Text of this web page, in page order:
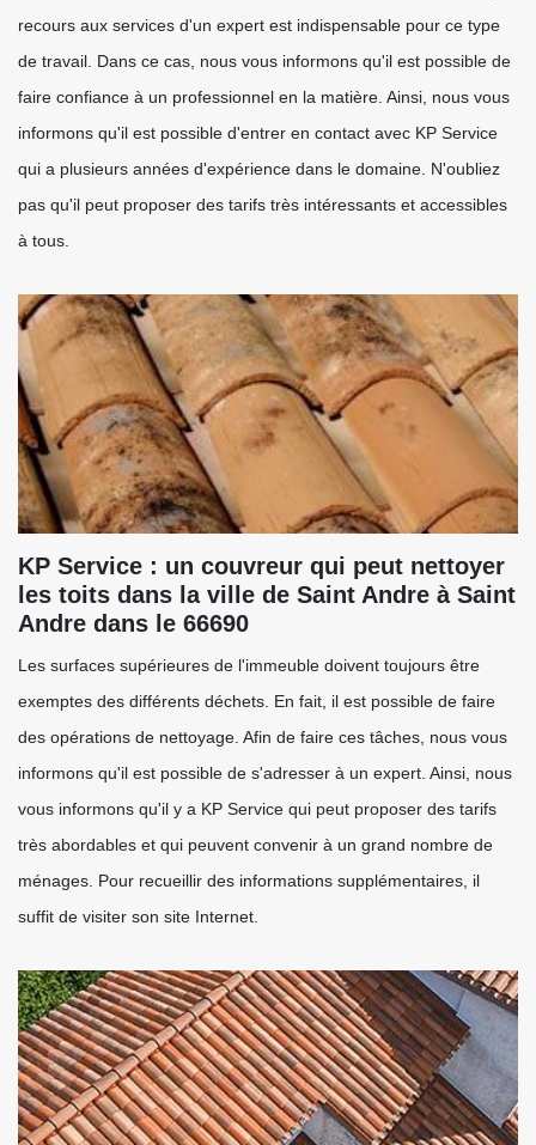
recours aux services d'un expert est indispensable pour ce type
de travail. Dans ce cas, nous vous informons qu'il est possible de
faire confiance à un professionnel en la matière. Ainsi, nous vous
informons qu'il est possible d'entrer en contact avec KP Service
qui a plusieurs années d'expérience dans le domaine. N'oubliez
pas qu'il peut proposer des tarifs très intéressants et accessibles
à tous.
KP Service : un couvreur qui peut nettoyer
les toits dans la ville de Saint Andre à Saint
Andre dans le 66690
Les surfaces supérieures de l'immeuble doivent toujours être
exemptes des différents déchets. En fait, il est possible de faire
des opérations de nettoyage. Afin de faire ces tâches, nous vous
informons qu'il est possible de s'adresser à un expert. Ainsi, nous
vous informons qu'il y a KP Service qui peut proposer des tarifs
très abordables et qui peuvent convenir à un grand nombre de
ménages. Pour recueillir des informations supplémentaires, il
suffit de visiter son site Internet.